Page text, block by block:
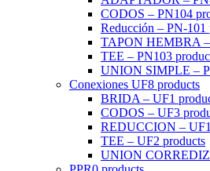
CODOS – PN104
Reducción – PN-101
TAPON HEMBRA
TEE – PN103
UNION SIMPLE –
Conexiones UF8 products
BRIDA – UF1
CODOS – UF3
REDUCCION – UF
TEE – UF2 products
UNION